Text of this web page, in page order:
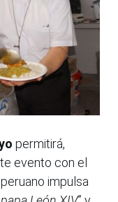
permitirá,
evento con el
impulsa